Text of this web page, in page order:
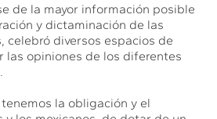
de la mayor información posible
y dictaminación de las
celebró diversos espacios de
las opiniones de los diferentes
la obligación y el